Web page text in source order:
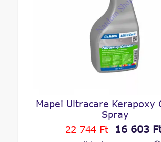
Mapei Ultracare Kerapoxy
Spray
22 744 Ft
16 603